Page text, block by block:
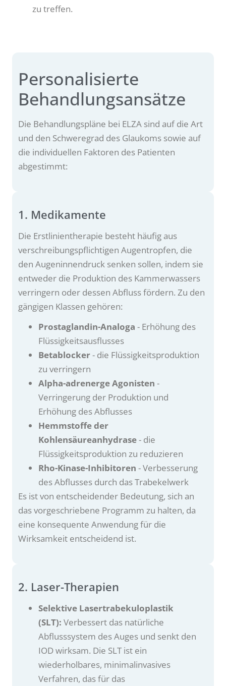
zu treffen.
Personalisierte
Behandlungsansätze
Die Behandlungspläne bei ELZA sind auf die Art
und den Schweregrad des Glaukoms sowie auf
die individuellen Faktoren des Patienten
abgestimmt:
1. Medikamente
Die Erstlinientherapie besteht häufig aus
verschreibungspflichtigen Augentropfen, die
den Augeninnendruck senken sollen, indem sie
entweder die Produktion des Kammerwassers
verringern oder dessen Abfluss fördern. Zu den
gängigen Klassen gehören:
Prostaglandin-Analoga - Erhöhung des
Flüssigkeitsausflusses
Betablocker- die Flüssigkeitsproduktion
zu verringern
Alpha-adrenerge Agonisten -
Verringerung der Produktion und
Erhöhung des Abflusses
Hemmstoffe der
Kohlensäureanhydrase- die
Flüssigkeitsproduktion zu reduzieren
Rho-Kinase-Inhibitoren - Verbesserung
des Abflusses durch das Trabekelwerk
Es ist von entscheidender Bedeutung, sich an
das vorgeschriebene Programm zu halten, da
eine konsequente Anwendung für die
Wirksamkeit entscheidend ist.
2. Laser-Therapien
Selektive Lasertrabekuloplastik
(SLT): Verbessert das natürliche
Abflusssystem des Auges und senkt den
IOD wirksam. Die SLT ist ein
wiederholbares, minimalinvasives
Verfahren, das für das